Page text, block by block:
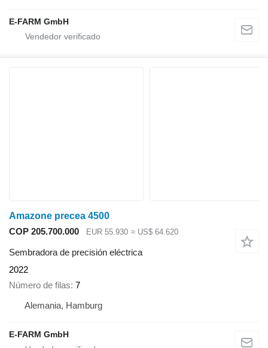
E-FARM GmbH
Amazone precea 4500
COP 205.700.000
EUR 55.930 ≈ US$ 64.620
Sembradora de precisión eléctrica
2022
Número de filas 7
Alemania, Hamburg
E-FARM GmbH